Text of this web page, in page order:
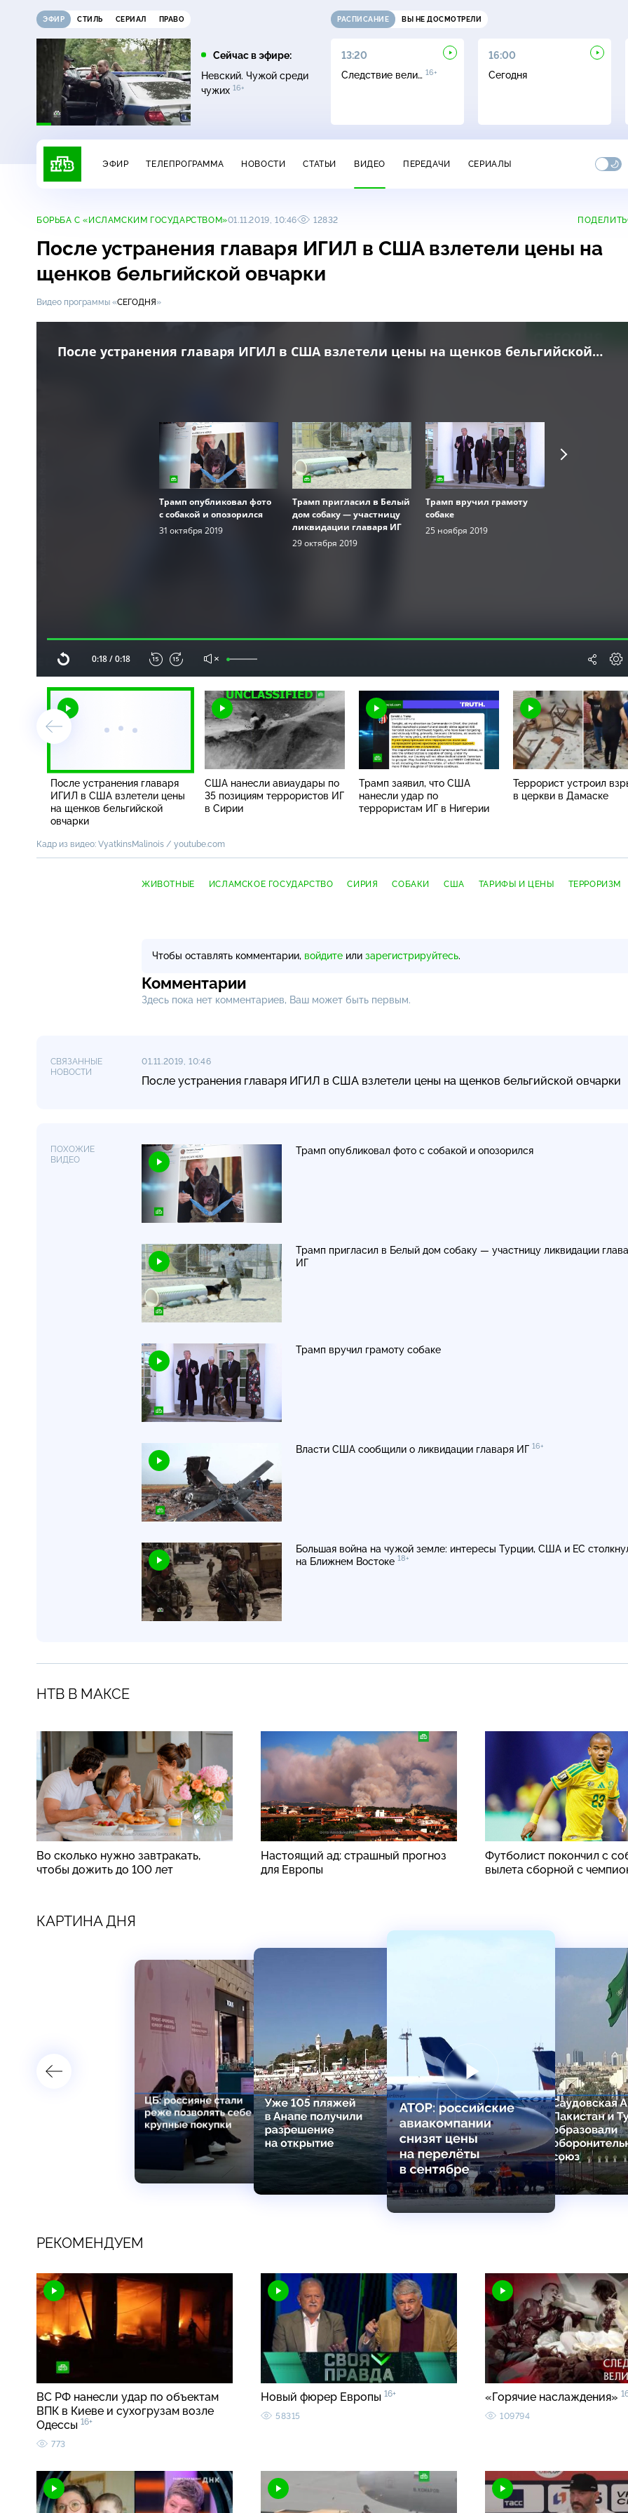
ЭФИР СТИЛЬ СЕРИАЛ ПРАВО
Сейчас в эфире:
Невский. Чужой среди
чужих 16+
РАСПИСАНИЕ ВЫ НЕ ДОСМОТРЕЛИ
12:00
Своя игра0+
13:00
Сегодня
13:20
Следствие вели… 16+
16:00
Сегодня
ЭФИР ТЕЛЕПРОГРАММА НОВОСТИ СТАТЬИ ВИДЕО ПЕРЕДАЧИ СЕРИАЛЫ
БОРЬБА С «ИСЛАМСКИМ ГОСУДАРСТВОМ»01.11.2019, 10:46 12832
После устранения главаря ИГИЛ в США взлетели цены на
щенков бельгийской овчарки
Видео программы «СЕГОДНЯ»
Воспроизвести
снова
Текущее
время
0:18/Продолжительность
0:18 Со
звуком
Загрузка:
После устранения главаря ИГИЛ в США взлетели цены на щенков бельгийской
Трамп опубликовал фото
с собакой и опозорился
31 октября 2019
Трамп пригласил в Белый
дом собаку — участницу
ликвидации главаря ИГ
29 октября 2019
Трамп вручил грамоту
собаке
25 ноября 2019
После устранения главаря
ИГИЛ в США взлетели цены
на щенков бельгийской
овчарки
США нанесли авиаудары по
35 позициям террористов ИГ
в Сирии
Трамп заявил, что США
нанесли удар по
террористам ИГ в Нигерии
Террорист устроил
в церкви в Дамаске
Кадр из видео: VyatkinsMalinois / youtube.com
ЖИВОТНЫЕ ИСЛАМСКОЕ ГОСУДАРСТВО СИРИЯ СОБАКИ США ТАРИФЫ И ЦЕНЫ ТЕРРОРИЗМ
Чтобы оставлять комментарии, войдите или зарегистрируйтесь.
Комментарии
Здесь пока нет комментариев, Ваш может быть первым.
СВЯЗАННЫЕ
НОВОСТИ
01.11.2019, 10:46
После устранения главаря ИГИЛ в США взлетели цены на щенков бельгийской овчарки
ПОХОЖИЕ
ВИДЕО
Трамп опубликовал фото с собакой и опозорился
Трамп пригласил в Белый дом собаку — участницу ликвидации
ИГ
Трамп вручил грамоту собаке
Власти США сообщили о ликвидации главаря ИГ 16+
Большая война на чужой земле: интересы Турции, США и ЕС
на Ближнем Востоке 18+
НТВ В МАКСЕ
Во сколько нужно завтракать,
чтобы дожить до 100 лет
Настоящий ад: страшный прогноз
для Европы
Футболист покончил с
вылета сборной с
КАРТИНА ДНЯ
РЕКОМЕНДУЕМ
ВС РФ нанесли удар по объектам
ВПК в Киеве и сухогрузам возле
Одессы 16+
773
Новый фюрер Европы 16+
58315
«Горячие наслаждения»
109794